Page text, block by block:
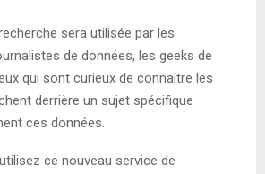
sera utilisée par les
de données, les geeks de
qui sont curieux de connaître les
derrière un sujet spécifique
ces données.
ce nouveau service de